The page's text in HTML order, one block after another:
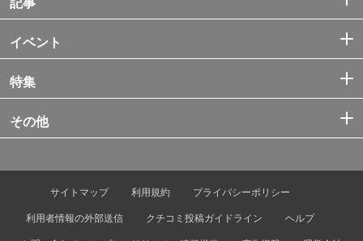
イベント
特集
その他
サイトマップ 利用規約
プライバシーポリシー
利用者情報の外部送信
クチコミ投稿ガイドライン
ヘルプ